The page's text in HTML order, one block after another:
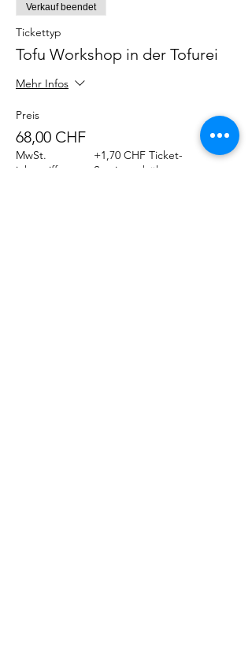
Verkauf beendet
Tickettyp
Tofu Workshop in der Tofurei
Mehr Infos
Preis
68,00 CHF
MwSt.
inbegriffen
+1,70 CHF Ticket-
Servicegebühr